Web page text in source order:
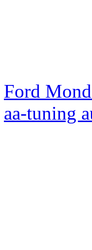
Ford
aa-tuning